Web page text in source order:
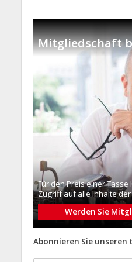
Mitgliedschaft
Für den Preis einer
Zugriff auf alle Inhalte
Werden Sie
Abonnieren Sie